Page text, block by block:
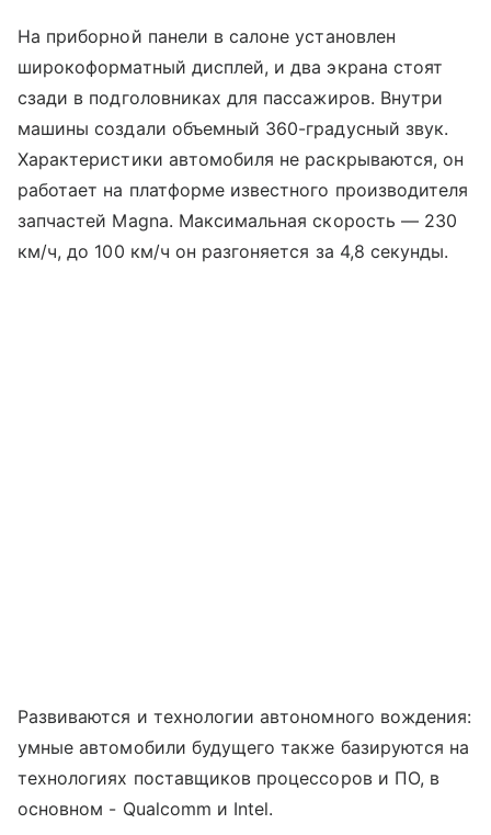
На приборной панели в салоне установлен
широкоформатный дисплей, и два экрана стоят
сзади в подголовниках для пассажиров. Внутри
машины создали объемный 360-градусный звук.
Характеристики автомобиля не раскрываются, он
работает на платформе известного производителя
запчастей Magna. Максимальная скорость — 230
км/ч, до 100 км/ч он разгоняется за 4,8 секунды.
Развиваются и технологии автономного вождения:
умные автомобили будущего также базируются на
технологиях поставщиков процессоров и ПО, в
основном - Qualcomm и Intel.